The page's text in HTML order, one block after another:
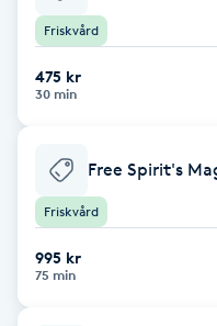
Fet hårbotten
Fettreducering
Fibromassage
Fillers
Fotmassage
Friskvård
475 kr
30 min
Free Spirit's
Friskvård
995 kr
75 min